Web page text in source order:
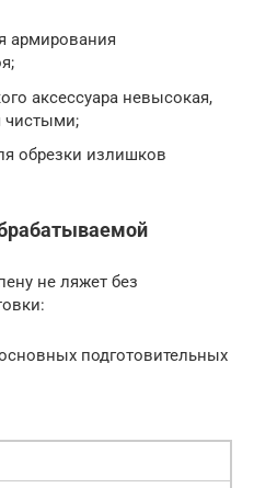
армирования
аксессуара невысокая,
чистыми;
обрезки излишков
не ляжет без
подготовительных